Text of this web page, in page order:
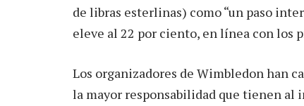
de libras esterlinas) como “un paso
eleve al 22 por ciento, en línea con los
Los organizadores de Wimbledon han
la mayor responsabilidad que tienen